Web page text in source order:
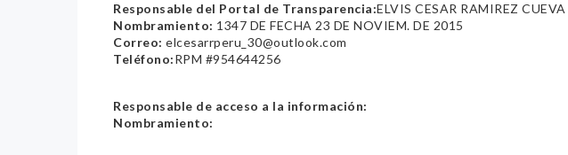
Responsable del Portal de Transparencia:ELVIS CESAR RAMIREZ CUEVA
Nombramiento: 1347 DE FECHA 23 DE NOVIEM. DE 2015
Correo: elcesarrperu_30@outlook.com
Teléfono:RPM #954644256
Responsable de acceso a la información:
Nombramiento: